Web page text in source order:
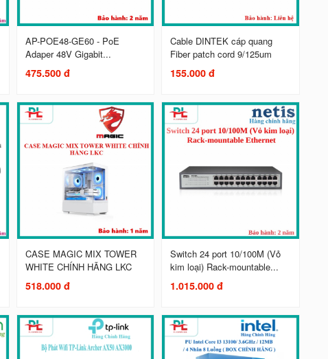
AP-POE48-GE60 - PoE
Adaper 48V Gigabit...
475.500 đ
Cable DINTEK cáp quang
Fiber patch cord 9/125um
155.000 đ
CASE MAGIC MIX TOWER
WHITE CHÍNH HÃNG LKC
518.000 đ
Switch 24 port 10/100M (Vỏ
kim loại) Rack-mountable...
1.015.000 đ